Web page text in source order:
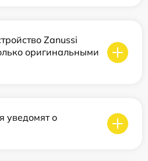
Zanussi
оригинальными
уведомят о